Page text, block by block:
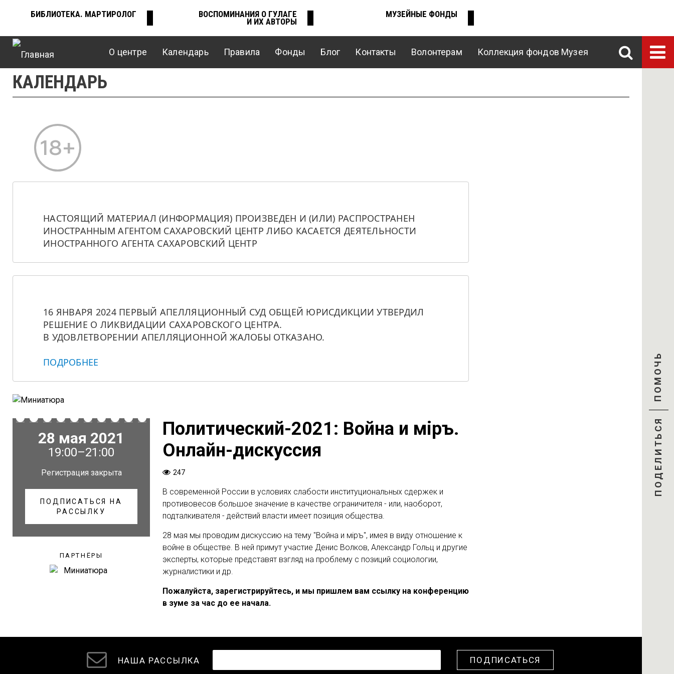
содержанию
ВЕРХНЕЕ
МЕНЮ
БИБЛИОТЕКА. МАРТИРОЛОГ ВОСПОМИНАНИЯ О ГУЛАГЕ
И ИХ АВТОРЫ
МУЗЕЙНЫЕ ФОНДЫ
О центре Календарь Правила Фонды Блог Контакты Волонтерам Коллекция фондов Музея
ПОМОЧЬ
ПОДЕЛИТЬСЯ
КАЛЕНДАРЬ
НАСТОЯЩИЙ МАТЕРИАЛ (ИНФОРМАЦИЯ) ПРОИЗВЕДЕН И (ИЛИ) РАСПРОСТРАНЕН
ИНОСТРАННЫМ АГЕНТОМ САХАРОВСКИЙ ЦЕНТР ЛИБО КАСАЕТСЯ ДЕЯТЕЛЬНОСТИ
ИНОСТРАННОГО АГЕНТА САХАРОВСКИЙ ЦЕНТР
16 ЯНВАРЯ 2024 ПЕРВЫЙ АПЕЛЛЯЦИОННЫЙ СУД ОБЩЕЙ ЮРИСДИКЦИИ УТВЕРДИЛ
РЕШЕНИЕ О ЛИКВИДАЦИИ САХАРОВСКОГО ЦЕНТРА.
В УДОВЛЕТВОРЕНИИ АПЕЛЛЯЦИОННОЙ ЖАЛОБЫ ОТКАЗАНО.
ПОДРОБНЕЕ
Политический-2021: Война и мiръ.
Онлайн-дискуссия
247
28 мая 2021
19:00–21:00
Регистрация закрыта
ПОДПИСАТЬСЯ НА
РАССЫЛКУ
В современной России в условиях слабости институциональных сдержек и
противовесов большое значение в качестве ограничителя - или, наоборот,
подталкивателя - действий власти имеет позиция общества.
28 мая мы проводим дискуссию на тему "Война и мiръ", имея в виду отношение к
войне в обществе. В ней примут участие Денис Волков, Александр Гольц и другие
эксперты, которые представят взгляд на проблему с позиций социологии,
журналистики и др.
Пожалуйста, зарегистрируйтесь, и мы пришлем вам ссылку на конференцию
в зуме за час до ее начала.
ПАРТНЁРЫ
НАША РАССЫЛКА ПОДПИСАТЬСЯ